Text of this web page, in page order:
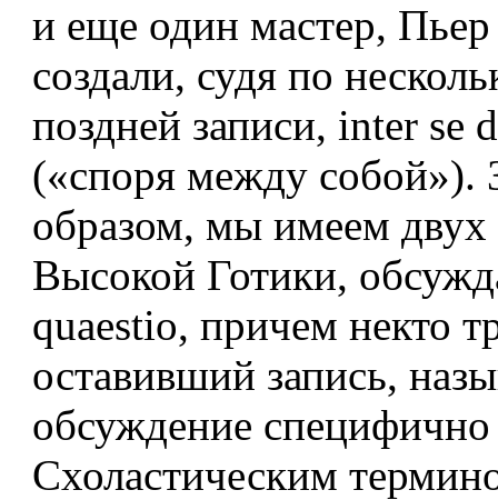
и еще один мастер,
создали, судя по
поздней записи, inter se
(«споря между собой»).
образом, мы имеем двух
Высокой Готики,
quaestio, причем некто
оставивший запись,
обсуждение специфично
Схоластическим